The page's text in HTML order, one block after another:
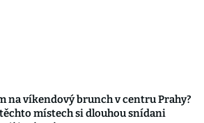
na víkendový brunch v centru Prahy?
místech si dlouhou snídani